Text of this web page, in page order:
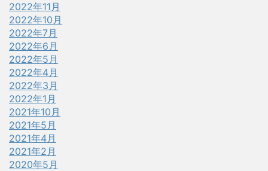
2022年11月
2022年10月
2022年7月
2022年6月
2022年5月
2022年4月
2022年3月
2022年1月
2021年10月
2021年5月
2021年4月
2021年2月
2020年5月